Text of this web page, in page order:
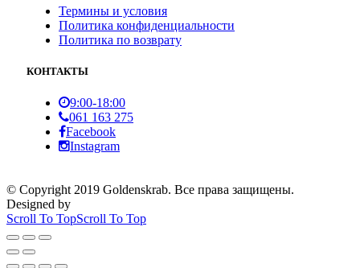
Термины и условия
Политика конфиденциальности
Политика по возврату
КОНТАКТЫ
9:00-18:00
061 163 275
Facebook
Instagram
© Copyright 2019 Goldenskrab. Все права защищены.
Designed by
Scroll To TopScroll To Top